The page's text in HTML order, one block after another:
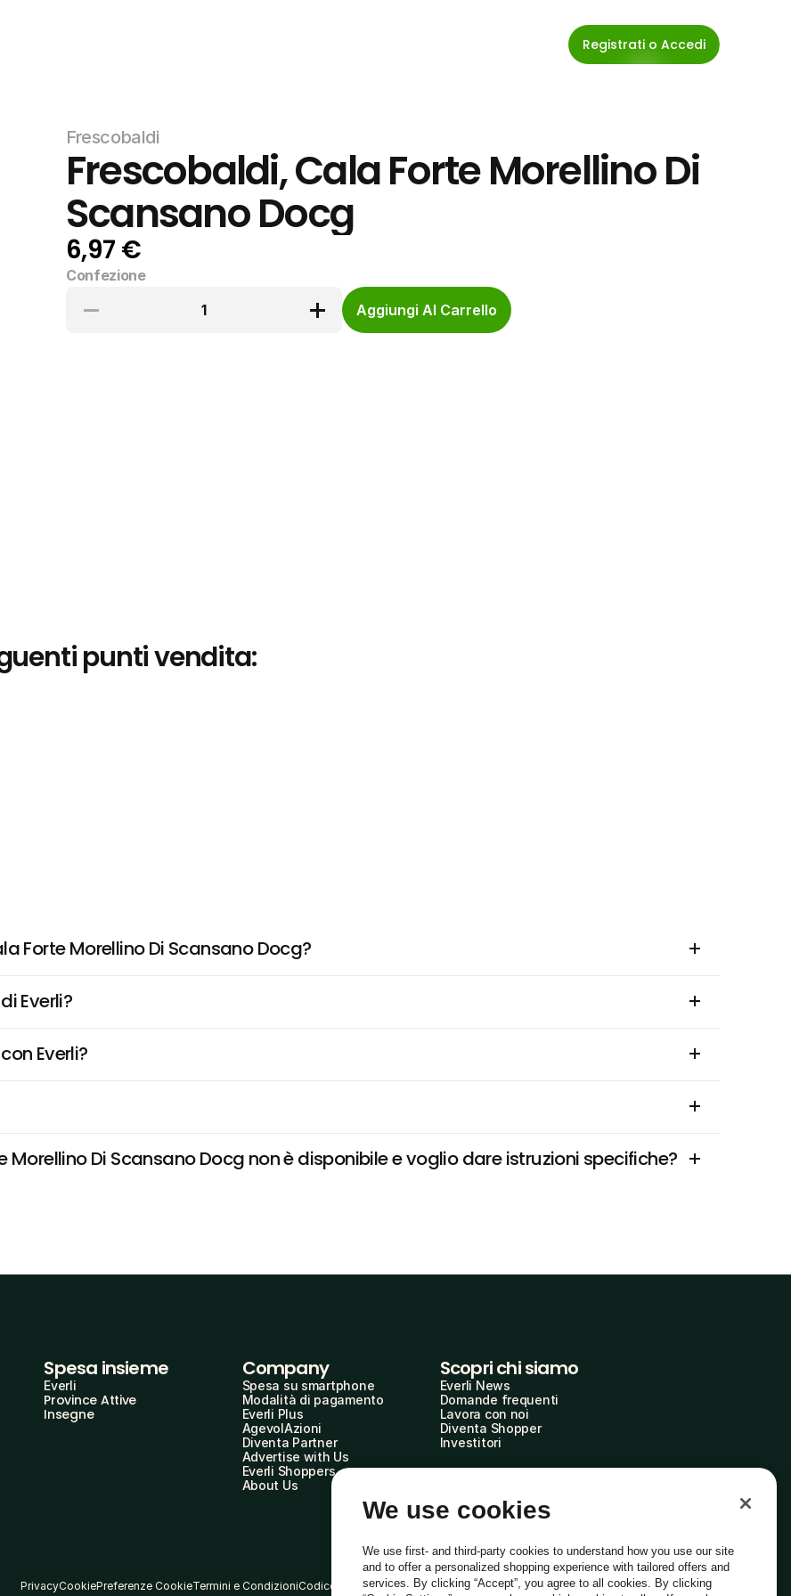
Registrati o Accedi
Frescobaldi
Frescobaldi, Cala Forte Morellino Di
Scansano Docg
6,97 €
Confezione
1
Aggiungi Al Carrello
punti vendita:
Forte Morellino Di Scansano Docg?
Everli?
Everli?
Di Scansano Docg non è disponibile e voglio dare istruzioni specifiche?
Spesa insieme
Everli
Province Attive
Insegne
Company
Spesa su smartphone
Modalità di pagamento
Everli Plus
AgevolAzioni
Diventa Partner
Advertise with Us
Everli Shoppers
About Us
Scopri chi siamo
Everli News
Domande frequenti
Lavora con noi
Diventa Shopper
Investitori
PrivacyCookiePreferenze CookieTermini e CondizioniCodice Etico
We use cookies
We use first- and third-party cookies to understand how you use our site
and to offer a personalized shopping experience with tailored offers and
services. By clicking “Accept”, you agree to all cookies. By clicking